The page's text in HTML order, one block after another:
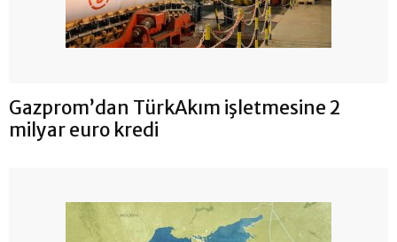
Gazprom’dan TürkAkım işletmesine 2
milyar euro kredi